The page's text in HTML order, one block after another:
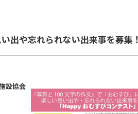
出や忘れられない出来事を募集！
設協会